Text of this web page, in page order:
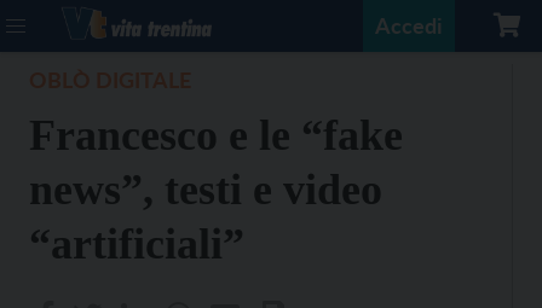
Accedi
Francesco e le “fake
news”, testi e video
“artificiali”